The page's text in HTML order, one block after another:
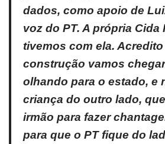
dados, como apoio de
voz do PT. A própria Cida
tivemos com ela.
construção vamos
olhando para o estado, e
criança do outro lado,
irmão para fazer
para que o PT fique do